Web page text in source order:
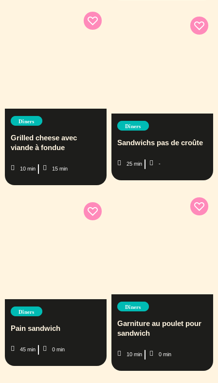
Dîners
Grilled cheese avec
viande à fondue
10 min 15 min
Dîners
Sandwichs pas de croûte
25 min -
Dîners
Pain sandwich
45 min 0 min
Dîners
Garniture au poulet pour
sandwich
10 min 0 min